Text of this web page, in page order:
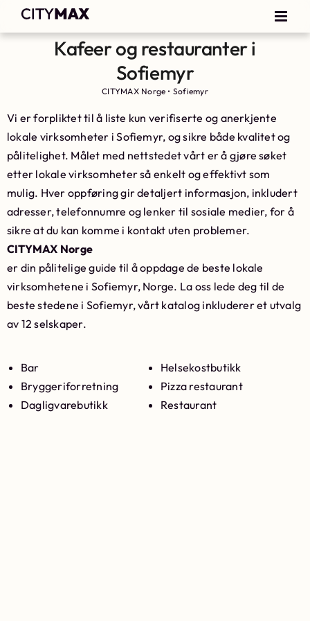
Kafeer og restauranter i
Sofiemyr
CITYMAX Norge • Sofiemyr
Vi er forpliktet til å liste kun verifiserte og anerkjente
lokale virksomheter i Sofiemyr, og sikre både kvalitet og
pålitelighet. Målet med nettstedet vårt er å gjøre søket
etter lokale virksomheter så enkelt og effektivt som
mulig. Hver oppføring gir detaljert informasjon, inkludert
adresser, telefonnumre og lenker til sosiale medier, for å
sikre at du kan komme i kontakt uten problemer.
CITYMAX Norge
er din pålitelige guide til å oppdage de beste lokale
virksomhetene i Sofiemyr, Norge. La oss lede deg til de
beste stedene i Sofiemyr, vårt katalog inkluderer et utvalg
av 12 selskaper.
Bar
Bryggeriforretning
Dagligvarebutikk
Helsekostbutikk
Pizza restaurant
Restaurant